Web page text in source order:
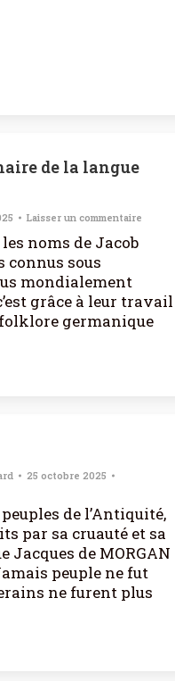
de la langue
Laisser un commentaire
noms de Jacob
connus sous
mondialement
grâce à leur travail
folklore germanique
25 octobre 2025
de l’Antiquité,
par sa cruauté et sa
Jacques de MORGAN
peuple ne fut
ne furent plus